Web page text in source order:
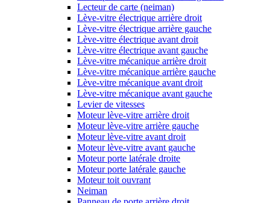
Lecteur de carte (neiman)
Lève-vitre électrique arrière droit
Lève-vitre électrique arrière gauche
Lève-vitre électrique avant droit
Lève-vitre électrique avant gauche
Lève-vitre mécanique arrière droit
Lève-vitre mécanique arrière gauche
Lève-vitre mécanique avant droit
Lève-vitre mécanique avant gauche
Levier de vitesses
Moteur lève-vitre arrière droit
Moteur lève-vitre arrière gauche
Moteur lève-vitre avant droit
Moteur lève-vitre avant gauche
Moteur porte latérale droite
Moteur porte latérale gauche
Moteur toit ouvrant
Neiman